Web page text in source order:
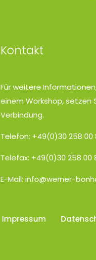
Kontakt
Für weitere
einem Workshop, setzen
Verbindung.
Telefon: +49(0)30 258 00
Telefax: +49(0)30 258 00
E-Mail: info@werner-
Impressum